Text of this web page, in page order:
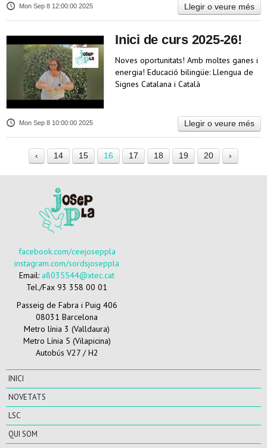
Mon Sep 8 12:00:00 2025 Llegir o veure més
Inici de curs 2025-26!
Noves oportunitats! Amb moltes ganes i
energia! Educació bilingüe: Llengua de
Signes Catalana i Català
Mon Sep 8 10:00:00 2025 Llegir o veure més
‹ 14 15 16 17 18 19 20 ›
facebook.com/ceejoseppla
instagram.com/sordsjoseppla
Email: a8035544@xtec.cat
Tel./Fax 93 358 00 01
Passeig de Fabra i Puig 406
08031 Barcelona
Metro línia 3 (Valldaura)
Metro Línia 5 (Vilapicina)
Autobús V27 / H2
INICI
NOVETATS
LSC
QUI SOM